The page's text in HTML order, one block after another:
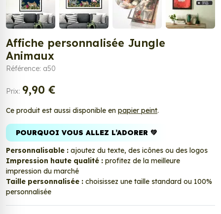
Affiche personnalisée Jungle
Animaux
Référence: a50
Prix: 9,90 €
Ce produit est aussi disponible en papier peint.
POURQUOI VOUS ALLEZ L’ADORER 💚
Personnalisable : ajoutez du texte, des icônes ou des logos
Impression haute qualité : profitez de la meilleure
impression du marché
Taille personnalisée : choisissez une taille standard ou 100%
personnalisée